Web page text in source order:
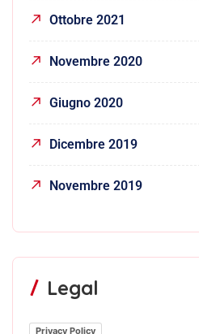
Ottobre 2021
Novembre 2020
Giugno 2020
Dicembre 2019
Novembre 2019
Legal
Privacy Policy